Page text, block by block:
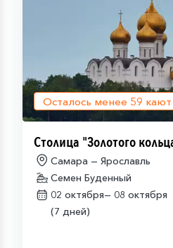
Осталось менее 59 кают
Столица "Золотого
Самара — Ярославль
Семен Буденный
02 октября— 08 октября
(7 дней)